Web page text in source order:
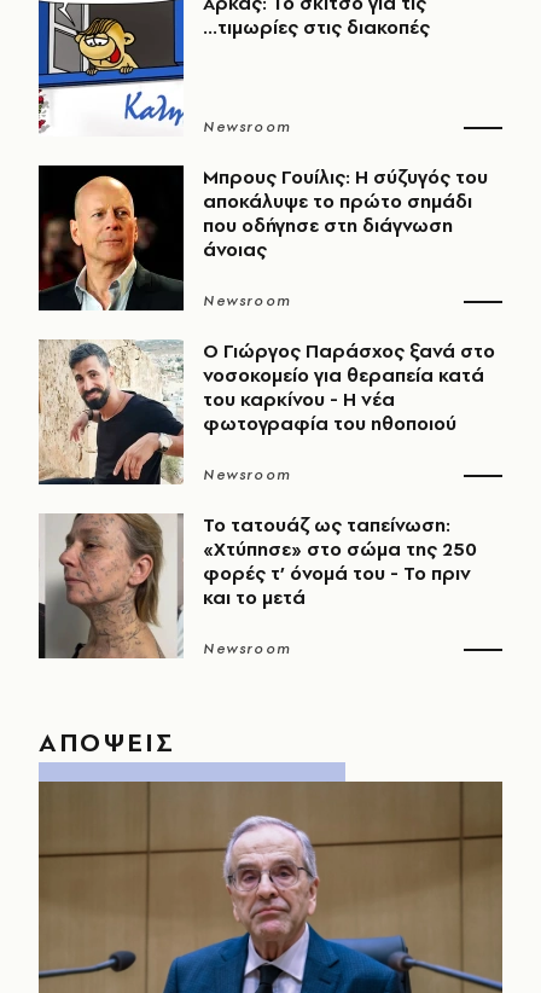
...τιμωρίες στις διακοπές
Newsroom
Μπρους Γουίλις: Η σύζυγός του
αποκάλυψε το πρώτο σημάδι
που οδήγησε στη διάγνωση
άνοιας
Newsroom
O Γιώργος Παράσχος ξανά στο
νοσοκομείο για θεραπεία κατά
του καρκίνου - Η νέα
φωτογραφία του ηθοποιού
Newsroom
Το τατουάζ ως ταπείνωση:
«Χτύπησε» στο σώμα της 250
φορές τ’ όνομά του - Το πριν
και το μετά
Newsroom
ΑΠΟΨΕΙΣ